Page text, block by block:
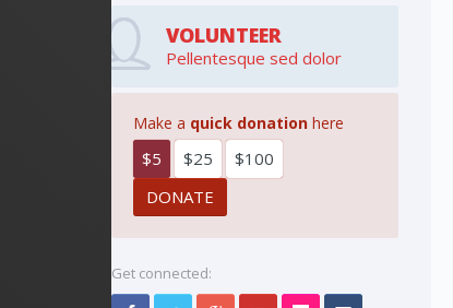
VOLUNTEER
Pellentesque sed dolor
Make a quick donation here
$5 $25 $100
Get connected: